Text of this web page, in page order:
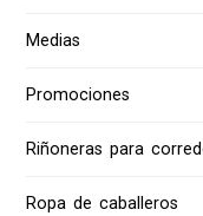
Medias
Promociones
Riñoneras para
Ropa de caballeros